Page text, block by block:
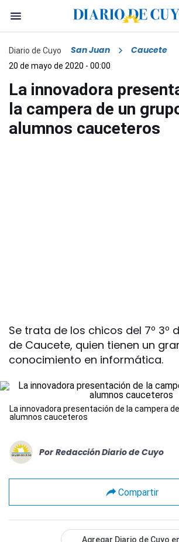
Diario de Cuyo San Juan Caucete
20 de mayo de 2020 - 00:00
La innovadora
la campera de un
alumnos cauceteros
Se trata de los chicos del 7º 3º
de Caucete, quien tienen un
conocimiento en informática.
La innovadora presentación de la campera
alumnos cauceteros
Por Redacción Diario de Cuyo
Compartir
Agregar Diario de Cuyo